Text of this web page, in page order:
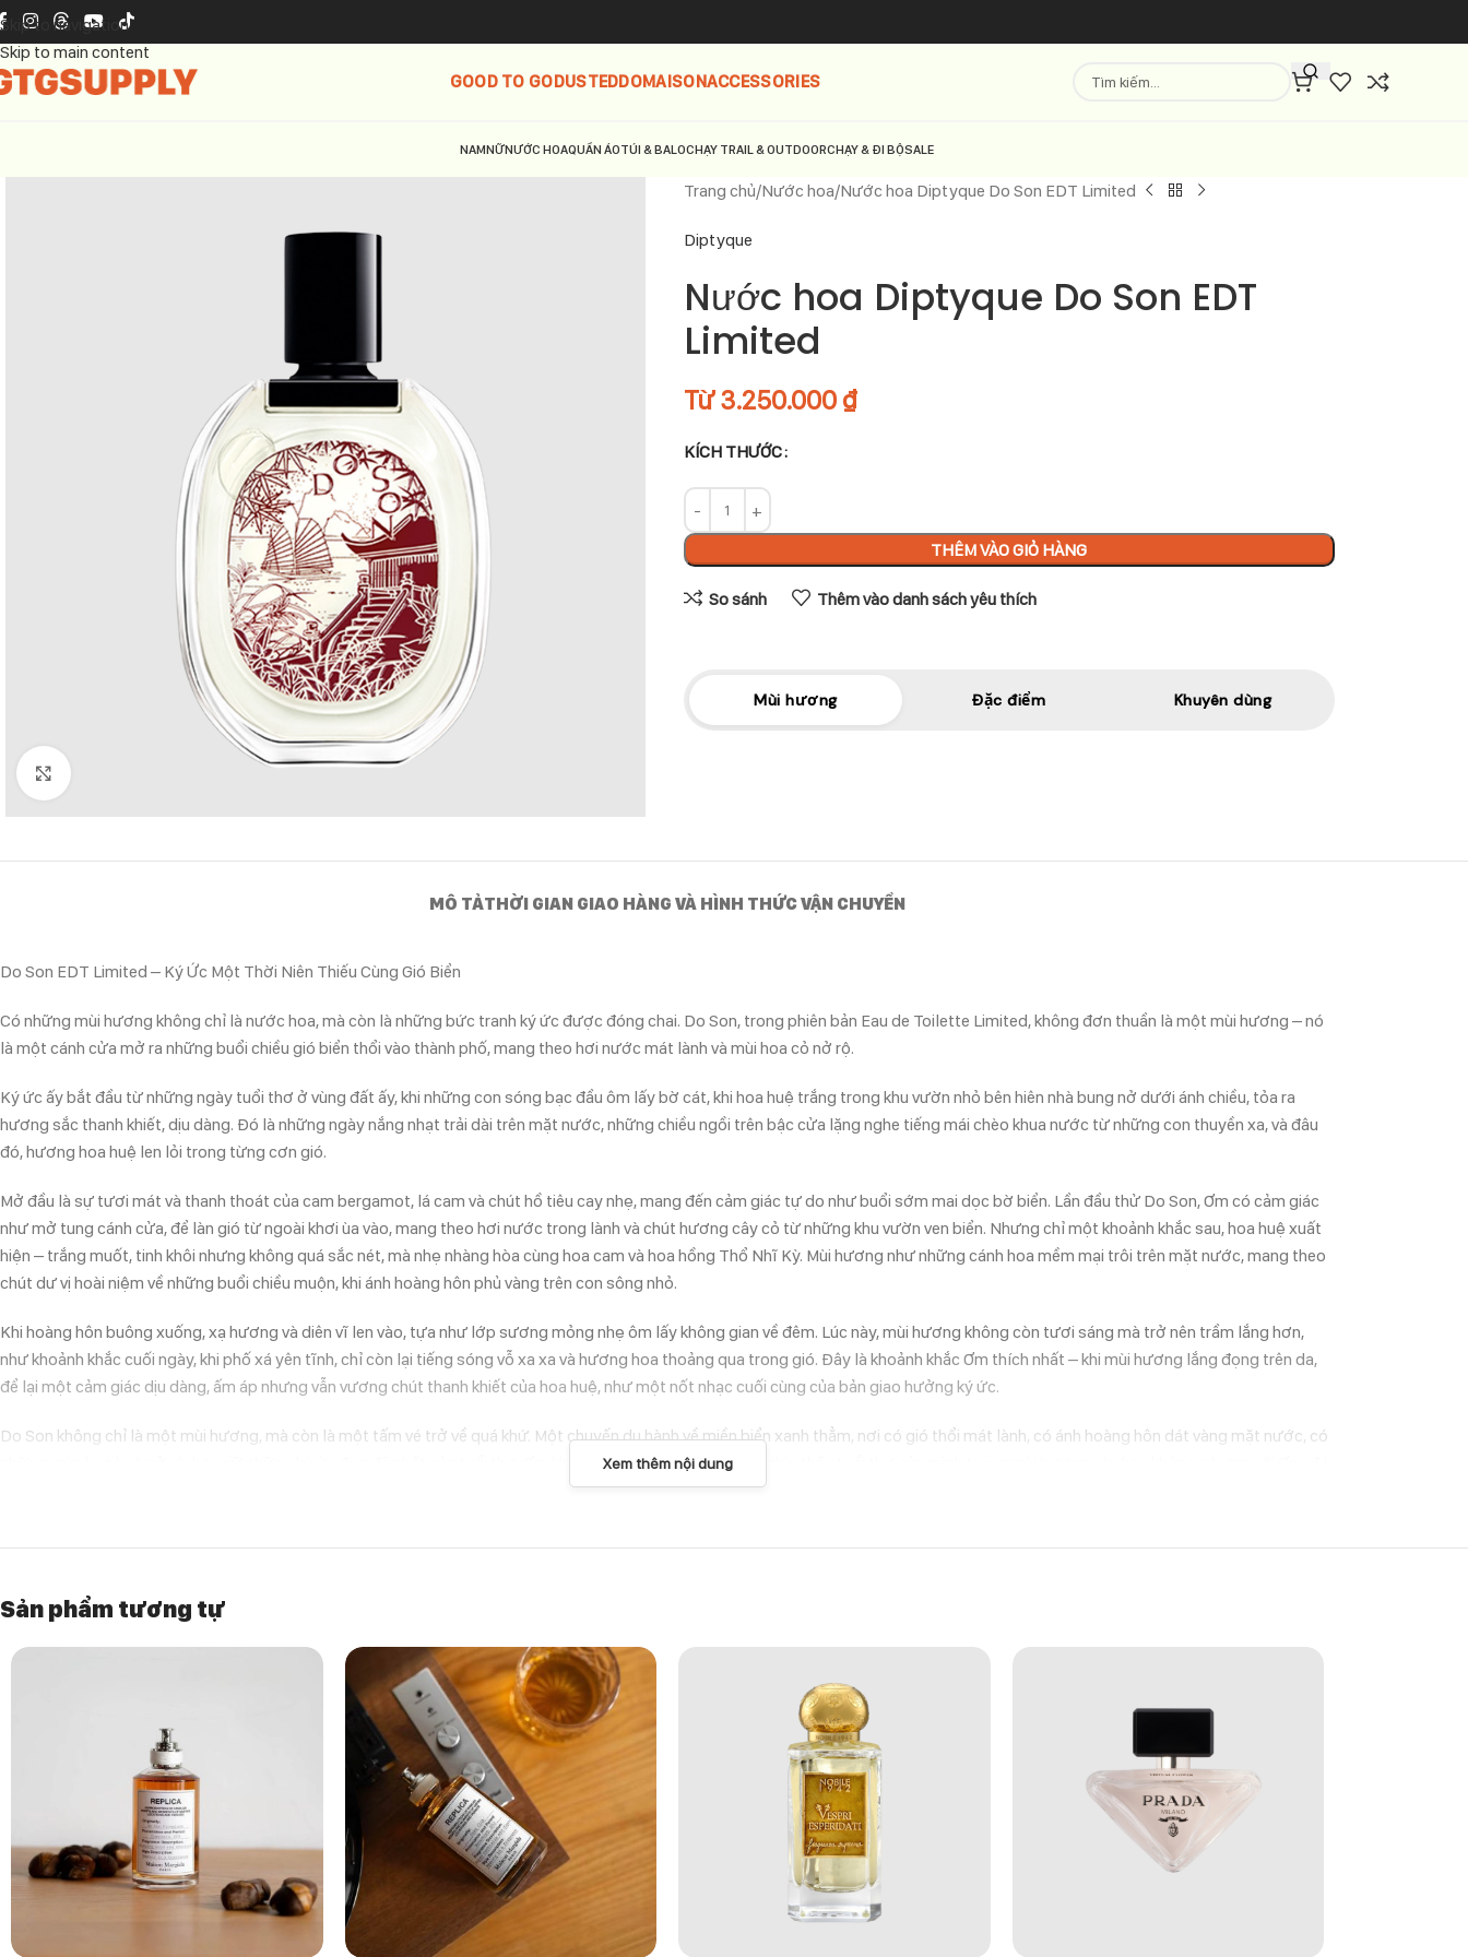
Skip to navigation
Skip to main content
GOOD TO GODUSTEDDOMAISONACCESSORIES
NAMNỮNƯỚC HOAQUẦN ÁOTÚI & BALOCHẠY TRAIL & OUTDOORCHẠY & ĐI BỘSALE
Trang chủ Nước hoa Nước hoa Diptyque Do Son EDT Limited
Diptyque
Nước hoa Diptyque Do Son EDT
Limited
Từ3.250.000 ₫
KÍCH THƯỚC
THÊM VÀO GIỎ HÀNG
So sánh Thêm vào danh sách yêu thích
Mùi hương Đặc điểm Khuyên dùng
MÔ TẢTHỜI GIAN GIAO HÀNG VÀ HÌNH THỨC VẬN CHUYỂN
Do Son EDT Limited – Ký Ức Một Thời Niên Thiếu Cùng Gió Biển
Có những mùi hương không chỉ là nước hoa, mà còn là những bức tranh ký ức được đóng chai. Do Son, trong phiên bản Eau de Toilette Limited, không đơn thuần là một mùi hương – nó
là một cánh cửa mở ra những buổi chiều gió biển thổi vào thành phố, mang theo hơi nước mát lành và mùi hoa cỏ nở rộ.
Ký ức ấy bắt đầu từ những ngày tuổi thơ ở vùng đất ấy, khi những con sóng bạc đầu ôm lấy bờ cát, khi hoa huệ trắng trong khu vườn nhỏ bên hiên nhà bung nở dưới ánh chiều, tỏa ra
hương sắc thanh khiết, dịu dàng. Đó là những ngày nắng nhạt trải dài trên mặt nước, những chiều ngồi trên bậc cửa lặng nghe tiếng mái chèo khua nước từ những con thuyền xa, và đâu
đó, hương hoa huệ len lỏi trong từng cơn gió.
Mở đầu là sự tươi mát và thanh thoát của cam bergamot, lá cam và chút hồ tiêu cay nhẹ, mang đến cảm giác tự do như buổi sớm mai dọc bờ biển. Lần đầu thử Do Son, Ơm có cảm giác
như mở tung cánh cửa, để làn gió từ ngoài khơi ùa vào, mang theo hơi nước trong lành và chút hương cây cỏ từ những khu vườn ven biển. Nhưng chỉ một khoảnh khắc sau, hoa huệ xuất
hiện – trắng muốt, tinh khôi nhưng không quá sắc nét, mà nhẹ nhàng hòa cùng hoa cam và hoa hồng Thổ Nhĩ Kỳ. Mùi hương như những cánh hoa mềm mại trôi trên mặt nước, mang theo
chút dư vị hoài niệm về những buổi chiều muộn, khi ánh hoàng hôn phủ vàng trên con sông nhỏ.
Khi hoàng hôn buông xuống, xạ hương và diên vĩ len vào, tựa như lớp sương mỏng nhẹ ôm lấy không gian về đêm. Lúc này, mùi hương không còn tươi sáng mà trở nên trầm lắng hơn,
như khoảnh khắc cuối ngày, khi phố xá yên tĩnh, chỉ còn lại tiếng sóng vỗ xa xa và hương hoa thoảng qua trong gió. Đây là khoảnh khắc Ơm thích nhất – khi mùi hương lắng đọng trên da,
để lại một cảm giác dịu dàng, ấm áp nhưng vẫn vương chút thanh khiết của hoa huệ, như một nốt nhạc cuối cùng của bản giao hưởng ký ức.
Do Son không chỉ là một mùi hương, mà còn là một tấm vé trở về quá khứ. Một chuyến du hành về miền biển xanh thẳm, nơi có gió thổi mát lành, có ánh hoàng hôn dát vàng mặt nước, có
những mùa hoa huệ nở rộ, lưu giữ những ký ức đẹp đẽ nhất của tuổi thơ. Ơm không chắc liệu mọi người có nhìn thấy tuổi thơ của mình trong mùi hương này hay không, nhưng với Ơm, đó
là một giấc mơ cũ kỹ được đóng chai, sẵn sàng mở ra bất cứ khi nào nỗi nhớ gọi về.
🌸 Hương giữa: Hoa huệ, hoa cam, hoa hồng Thổ Nhĩ Kỳ
🌙 Hương cuối: Xạ hương, diên vĩ, benzoin
Xem thêm nội dung
Sản phẩm tương tự